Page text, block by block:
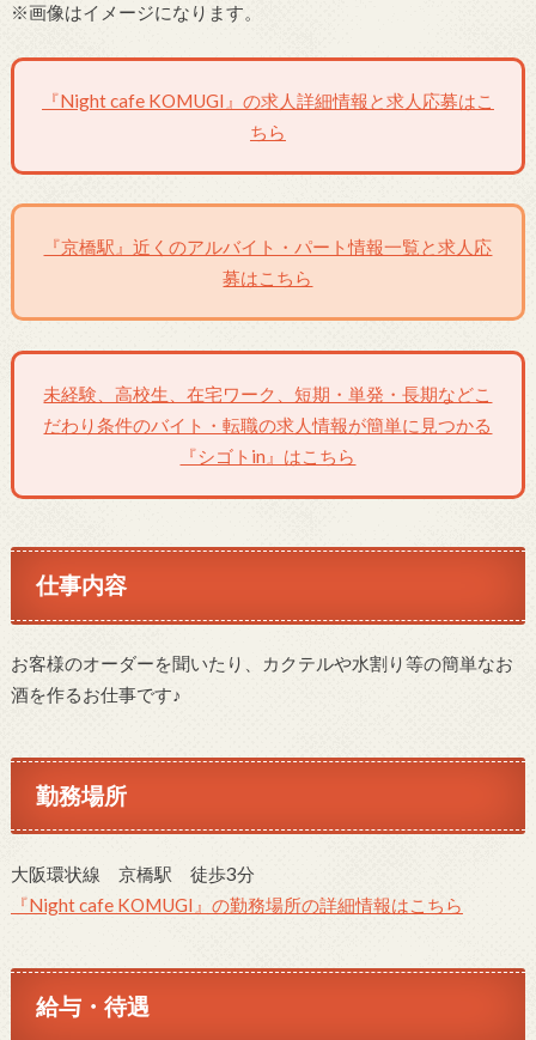
※画像はイメージになります。
『Night cafe KOMUGI』の求人詳細情報と求人応募はこ
ちら
『京橋駅』近くのアルバイト・パート情報一覧と求人応
募はこちら
未経験、高校生、在宅ワーク、短期・単発・長期などこ
だわり条件のバイト・転職の求人情報が簡単に見つかる
『シゴトin』はこちら
仕事内容
お客様のオーダーを聞いたり、カクテルや水割り等の簡単なお
酒を作るお仕事です♪
勤務場所
大阪環状線 京橋駅 徒歩3分
『Night cafe KOMUGI』の勤務場所の詳細情報はこちら
給与・待遇